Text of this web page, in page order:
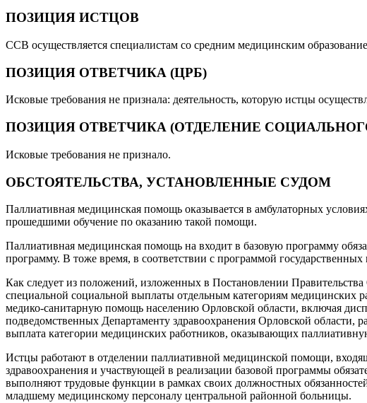
ПОЗИЦИЯ ИСТЦОВ
ССВ осуществляется специалистам со средним медицинским
ПОЗИЦИЯ ОТВЕТЧИКА (ЦРБ)
Исковые требования не признала: деятельность, которую истцы
ПОЗИЦИЯ ОТВЕТЧИКА (ОТДЕЛЕНИЕ
Исковые требования не признало.
ОБСТОЯТЕЛЬСТВА, УСТАНОВЛЕННЫЕ СУДОМ
Паллиативная медицинская помощь оказывается в амбулаторных
прошедшими обучение по оказанию такой помощи.
Паллиативная медицинская помощь на входит в базовую программу
программу. В тоже время, в соответствии с программой
Как следует из положений, изложенных в Постановлении
специальной социальной выплаты отдельным категориям медицинских
медико-санитарную помощь населению Орловской области, включая
подведомственных Департаменту здравоохранения Орловской области,
выплата категории медицинских работников, оказывающих
Истцы работают в отделении паллиативной медицинской помощи,
здравоохранения и участвующей в реализации базовой программы
выполняют трудовые функции в рамках своих должностных
младшему медицинскому персоналу центральной районной больницы.